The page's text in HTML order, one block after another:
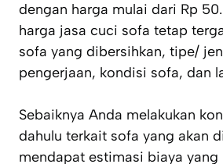
dengan harga mulai dari Rp
harga jasa cuci sofa tetap
sofa yang dibersihkan, tipe/
pengerjaan, kondisi sofa, dan
Sebaiknya Anda melakukan
dahulu terkait sofa yang akan
mendapat estimasi biaya yang